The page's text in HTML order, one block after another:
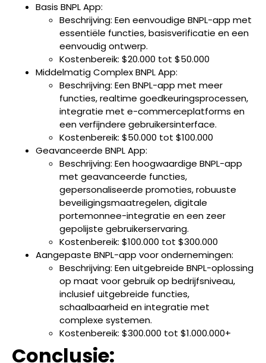
Basis BNPL App:
Beschrijving: Een eenvoudige BNPL-app met
essentiële functies, basisverificatie en een
eenvoudig ontwerp.
Kostenbereik: $20.000 tot $50.000
Middelmatig Complex BNPL App:
Beschrijving: Een BNPL-app met meer
functies, realtime goedkeuringsprocessen,
integratie met e-commerceplatforms en
een verfijndere gebruikersinterface.
Kostenbereik: $50.000 tot $100.000
Geavanceerde BNPL App:
Beschrijving: Een hoogwaardige BNPL-app
met geavanceerde functies,
gepersonaliseerde promoties, robuuste
beveiligingsmaatregelen, digitale
portemonnee-integratie en een zeer
gepolijste gebruikerservaring.
Kostenbereik: $100.000 tot $300.000
Aangepaste BNPL-app voor ondernemingen:
Beschrijving: Een uitgebreide BNPL-oplossing
op maat voor gebruik op bedrijfsniveau,
inclusief uitgebreide functies,
schaalbaarheid en integratie met
complexe systemen.
Kostenbereik: $300.000 tot $1.000.000+
Conclusie: